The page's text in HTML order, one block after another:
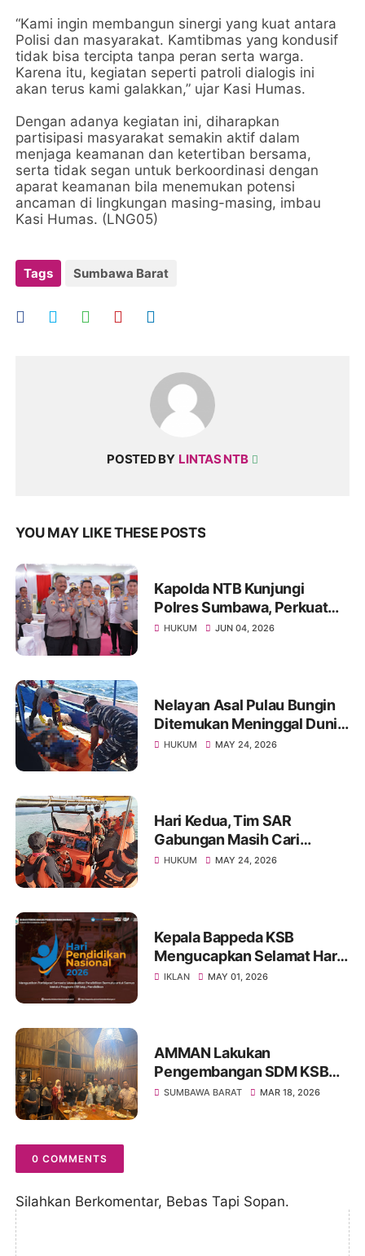
“Kami ingin membangun sinergi yang kuat antara
Polisi dan masyarakat. Kamtibmas yang kondusif
tidak bisa tercipta tanpa peran serta warga.
Karena itu, kegiatan seperti patroli dialogis ini
akan terus kami galakkan,” ujar Kasi Humas.
Dengan adanya kegiatan ini, diharapkan
partisipasi masyarakat semakin aktif dalam
menjaga keamanan dan ketertiban bersama,
serta tidak segan untuk berkoordinasi dengan
aparat keamanan bila menemukan potensi
ancaman di lingkungan masing-masing, imbau
Kasi Humas. (LNG05)
Tags Sumbawa Barat
POSTED BY LINTAS NTB
YOU MAY LIKE THESE POSTS
Kapolda NTB Kunjungi
Polres Sumbawa, Perkuat
Pengawasan Internal dan
HUKUM JUN 04, 2026
Nelayan Asal Pulau Bungin
Ditemukan Meninggal Dunia
di Pantai Kertasari
HUKUM MAY 24, 2026
Hari Kedua, Tim SAR
Gabungan Masih Cari
Nelayan Lansia yang Hilang
HUKUM MAY 24, 2026
Kepala Bappeda KSB
Mengucapkan Selamat Hari
Pendidikan Nasional 2026
IKLAN MAY 01, 2026
AMMAN Lakukan
Pengembangan SDM KSB
Melalui Program Beasiswa
SUMBAWA BARAT MAR 18, 2026
0 COMMENTS
Silahkan Berkomentar, Bebas Tapi Sopan.